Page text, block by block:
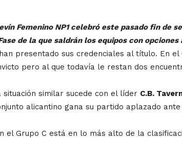
Femenino NP1 celebró este pasado fin de
de la que saldrán los equipos con
presentado sus credenciales al título. En el
pero al que todavía le restan dos
situación similar sucede con el líder C.B.
alicantino gana su partido aplazado ante
el Grupo C está en lo más alto de la